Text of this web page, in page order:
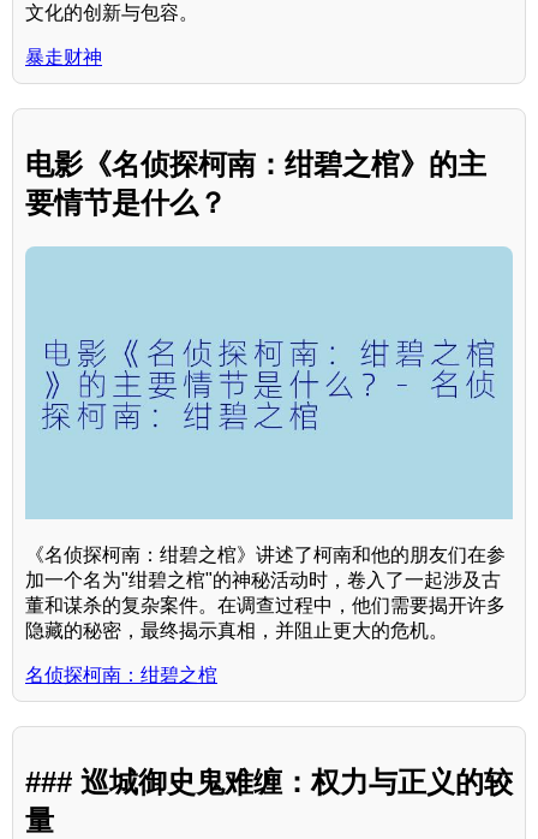
文化的创新与包容。
暴走财神
电影《名侦探柯南：绀碧之棺》的主
要情节是什么？
《名侦探柯南：绀碧之棺》讲述了柯南和他的朋友们在参
加一个名为"绀碧之棺"的神秘活动时，卷入了一起涉及古
董和谋杀的复杂案件。在调查过程中，他们需要揭开许多
隐藏的秘密，最终揭示真相，并阻止更大的危机。
名侦探柯南：绀碧之棺
### 巡城御史鬼难缠：权力与正义的较
量